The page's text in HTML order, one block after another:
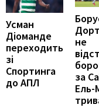
Усман
Діоманде
переходить
зі
Спортинга
до АПЛ
не
за
Ель-